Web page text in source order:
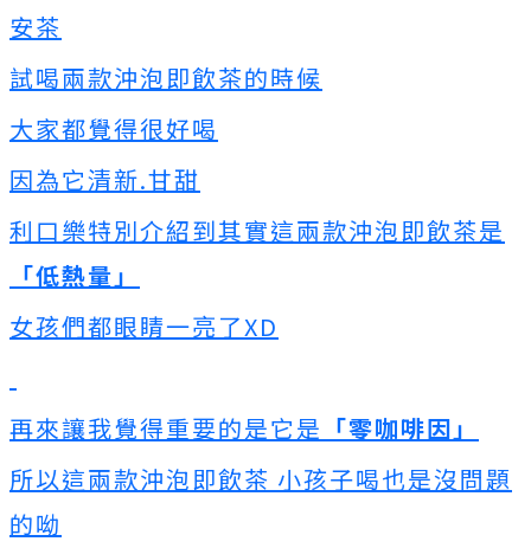
試喝兩款沖泡即飲茶的時候
大家都覺得很好喝
因為它清新.甘甜
利口樂特別介紹到其實這兩款沖泡即飲茶是
「低熱量」
女孩們都眼睛一亮了XD
再來讓我覺得重要的是它是 「零咖啡因」
所以這兩款沖泡即飲茶 小孩子喝也是沒問題
的呦